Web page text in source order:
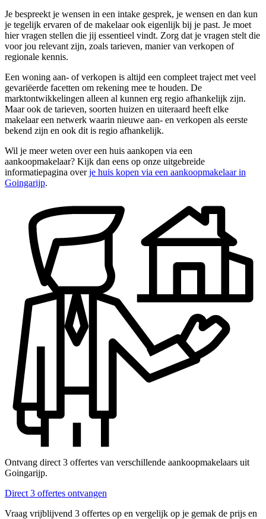
Je bespreekt je wensen in een intake gesprek, je wensen en dan kun
je tegelijk ervaren of de makelaar ook eigenlijk bij je past. Je moet
hier vragen stellen die jij essentieel vindt. Zorg dat je vragen stelt die
voor jou relevant zijn, zoals tarieven, manier van verkopen of
regionale kennis.
Een woning aan- of verkopen is altijd een compleet traject met veel
gevariëerde facetten om rekening mee te houden. De
marktontwikkelingen alleen al kunnen erg regio afhankelijk zijn.
Maar ook de tarieven, soorten huizen en uiteraard heeft elke
makelaar een netwerk waarin nieuwe aan- en verkopen als eerste
bekend zijn en ook dit is regio afhankelijk.
Wil je meer weten over een huis aankopen via een
aankoopmakelaar? Kijk dan eens op onze uitgebreide
informatiepagina overje huis kopen via een aankoopmakelaar in
Goingarijp.
Ontvang direct 3 offertes van verschillende aankoopmakelaars uit
Goingarijp.
Direct 3 offertes ontvangen
Vraag vrijblijvend 3 offertes op en vergelijk op je gemak de prijs en